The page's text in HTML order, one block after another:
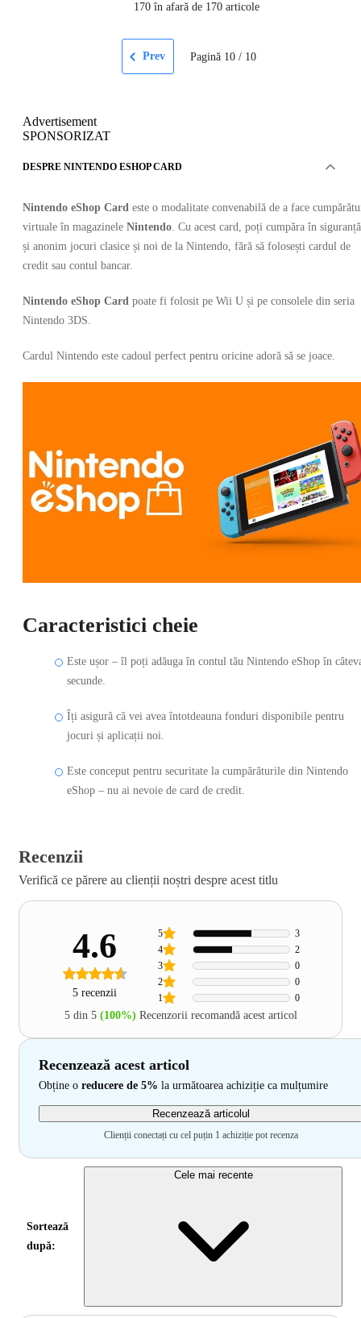
170 în afară de 170 articole
Prev Pagină 10/ 10
Advertisement
SPONSORIZAT
DESPRE NINTENDO ESHOP CARD
Nintendo eShop Card este o modalitate convenabilă de a face
virtuale în magazinele Nintendo. Cu acest card, poți cumpăra în siguranță
și anonim jocuri clasice și noi de la Nintendo, fără să folosești cardul de
credit sau contul bancar.
Nintendo eShop Card poate fi folosit pe Wii U și pe consolele din seria
Nintendo 3DS.
Cardul Nintendo este cadoul perfect pentru oricine adoră să se joace.
Caracteristici cheie
Este ușor – îl poți adăuga în contul tău Nintendo eShop în
secunde.
Îți asigură că vei avea întotdeauna fonduri disponibile pentru
jocuri și aplicații noi.
Este conceput pentru securitate la cumpărăturile din Nintendo
eShop – nu ai nevoie de card de credit.
Recenzii
Verifică ce părere au clienții noștri despre acest titlu
4.6
5 recenzii 1 0
2 0
3 0
4 2
5 3
5 din 5 (100%) Recenzorii recomandă acest articol
Recenzează acest articol
Obține o reducere de 5% la următoarea achiziție ca mulțumire
Recenzează articolul
Clienții conectați cu cel puțin 1 achiziție pot recenza
Sortează
după:
Cele mai recente